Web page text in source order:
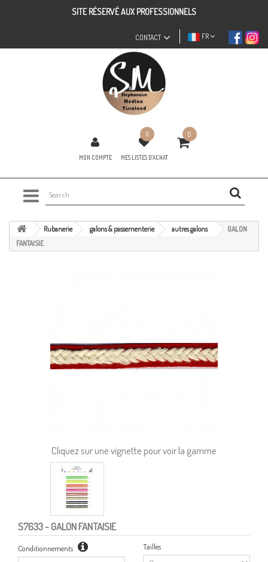
SITE RÉSERVÉ AUX PROFESSIONNELS
FR
CONTACT
MON COMPTE
0
MES LISTES D'ACHAT
0
Rubanerie galons & passementerie autres galons
GALON
FANTAISIE
Cliquez sur une vignette pour voir la gamme
S7633- GALON FANTAISIE
Conditionnements Tailles